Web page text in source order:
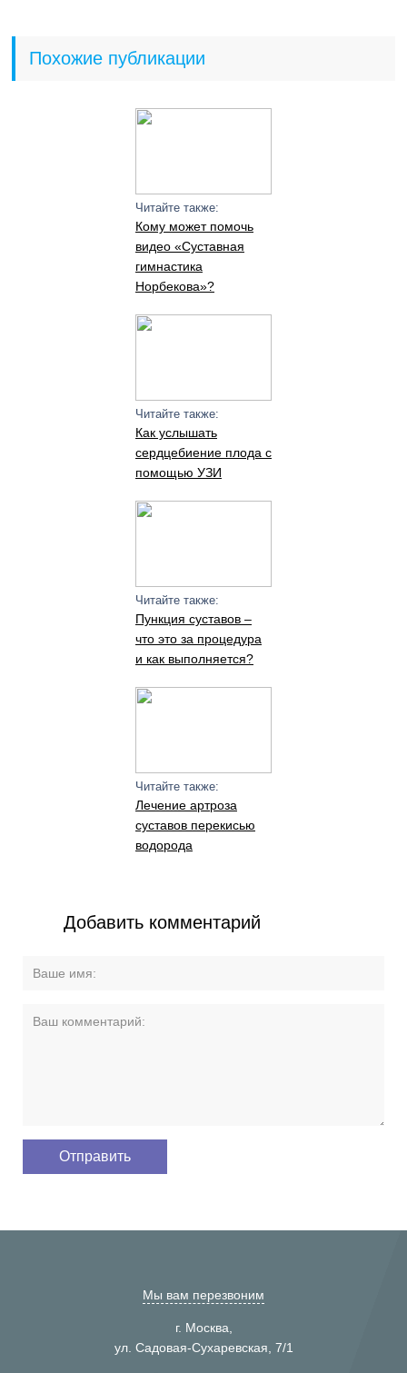
Похожие публикации
Читайте также:
Кому может помочь
видео «Суставная
гимнастика
Норбекова»?
Читайте также:
Как услышать
сердцебиение плода с
помощью УЗИ
Читайте также:
Пункция суставов –
что это за процедура
и как выполняется?
Читайте также:
Лечение артроза
суставов перекисью
водорода
Добавить комментарий
Мы вам перезвоним
г. Москва,
ул. Садовая-Сухаревская, 7/1